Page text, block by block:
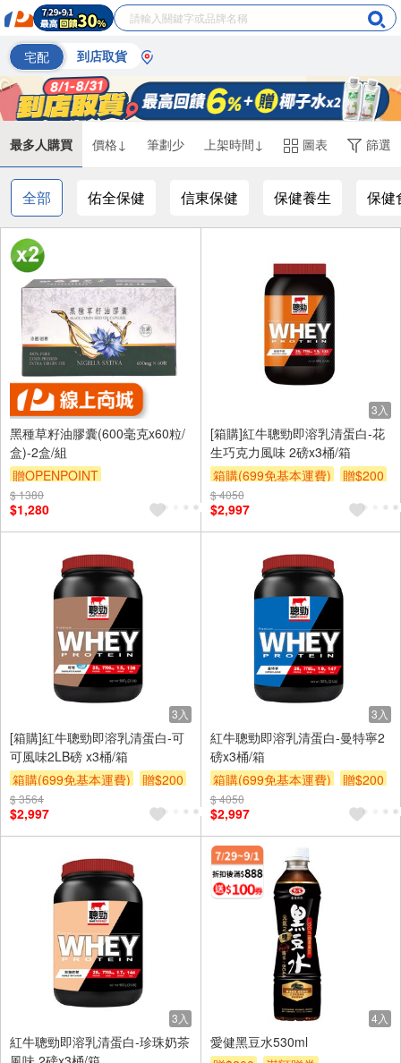
宅配 到店取貨
最多人購買 價格↓ 筆劃少 上架時間↓ 圖表 篩選
全部 佑全保健 信東保健 保健養生 保健
黑種草籽油膠囊(600毫克x60粒/
盒)-2盒/組
贈OPENPOINT
$ 1380
$1,280
3入
[箱購]紅牛聰勁即溶乳清蛋白-花
生巧克力風味 2磅x3桶/箱
箱購(699免基本運費)
贈$200
$ 4050
$2,997
3入
[箱購]紅牛聰勁即溶乳清蛋白-可
可風味2LB磅 x3桶/箱
箱購(699免基本運費)
贈$200
$ 3564
$2,997
3入
紅牛聰勁即溶乳清蛋白-曼特寧2
磅x3桶/箱
箱購(699免基本運費)
贈$200
$ 4050
$2,997
3入
紅牛聰勁即溶乳清蛋白-珍珠奶茶
4入
愛健黑豆水530ml